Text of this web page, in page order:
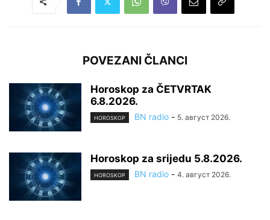
POVEZANI ČLANCI
Horoskop za ČETVRTAK
6.8.2026.
HOROSKOP BN radio - 5. август 2026.
Horoskop za srijedu 5.8.2026.
HOROSKOP BN radio - 4. август 2026.